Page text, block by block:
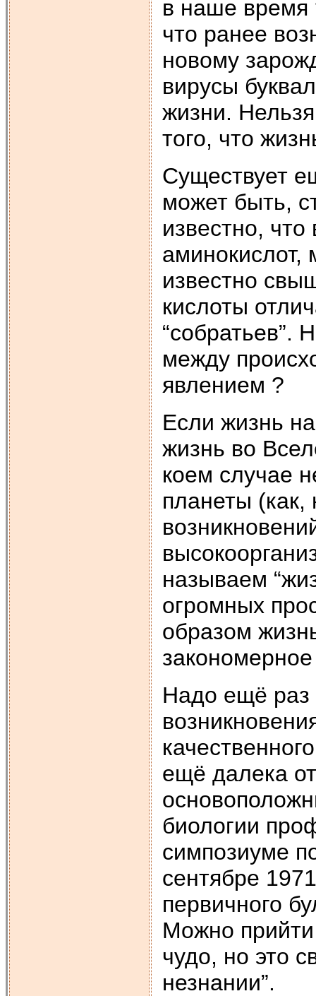
в наше время
что ранее
новому
вирусы
жизни.
того, что
Существует
может быть,
известно, что
аминокислот,
известно
кислоты
“собратьев”.
между
явлением ?
Если жизнь
жизнь во
коем случае
планеты
называем
огромных
образом
Надо ещё раз
ещё далека
биологии
симпозиуме
сентябре
первичного
Можно
чудо, но это
незнании”.